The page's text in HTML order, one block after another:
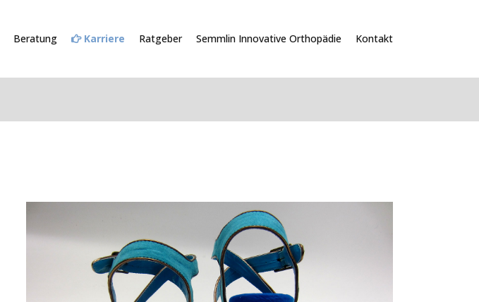
Beratung Karriere Ratgeber Semmlin Innovative Orthopädie Kontakt